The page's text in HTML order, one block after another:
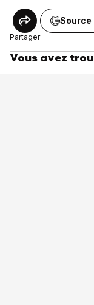
Partager
Source
Vous avez